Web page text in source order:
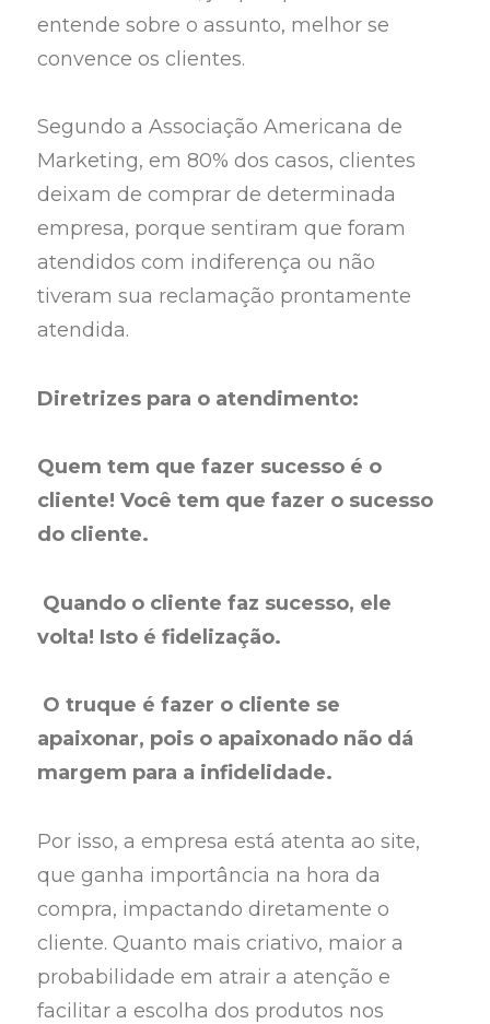
entende sobre o assunto, melhor se
convence os clientes.
Segundo a Associação Americana de
Marketing, em 80% dos casos, clientes
deixam de comprar de determinada
empresa, porque sentiram que foram
atendidos com indiferença ou não
tiveram sua reclamação prontamente
atendida.
Diretrizes para o atendimento:
Quem tem que fazer sucesso é o
cliente! Você tem que fazer o sucesso
do cliente.
Quando o cliente faz sucesso, ele
volta! Isto é fidelização.
O truque é fazer o cliente se
apaixonar, pois o apaixonado não dá
margem para a infidelidade.
Por isso, a empresa está atenta ao site,
que ganha importância na hora da
compra, impactando diretamente o
cliente. Quanto mais criativo, maior a
probabilidade em atrair a atenção e
facilitar a escolha dos produtos nos